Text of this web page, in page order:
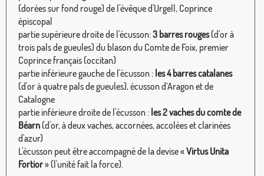
(dorées sur fond rouge) de l'évêque d'Urgell, Coprince
épiscopal
partie supérieure droite de l'écusson:3 barres rouges(d'or à
trois pals de gueules) du blason du Comte de Foix, premier
Coprince français (occitan)
partie inférieure gauche de l'écusson : les 4 barres catalanes
(d'or à quatre pals de gueules), écusson d’Aragon et de
Catalogne
partie inférieure droite de l'écusson : les 2 vaches du comte de
Béarn (d'or, à deux vaches, accornées, accolées et clarinées
d'azur)
L'écusson peut être accompagné de la devise «Virtus Unita
Fortior» (l'unité fait la force).